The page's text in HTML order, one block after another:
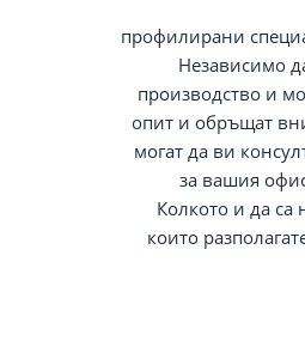
профилирани
Независимо
производство и
опит и обръщат
могат да ви
за вашия
Колкото и да са
които